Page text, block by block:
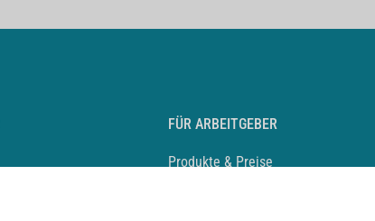
FÜR ARBEITGEBER
Produkte & Preise